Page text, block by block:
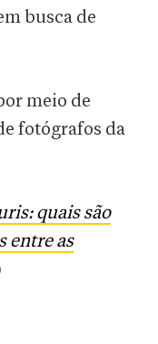
busca de
meio de
fotógrafos da
quais são
entre as